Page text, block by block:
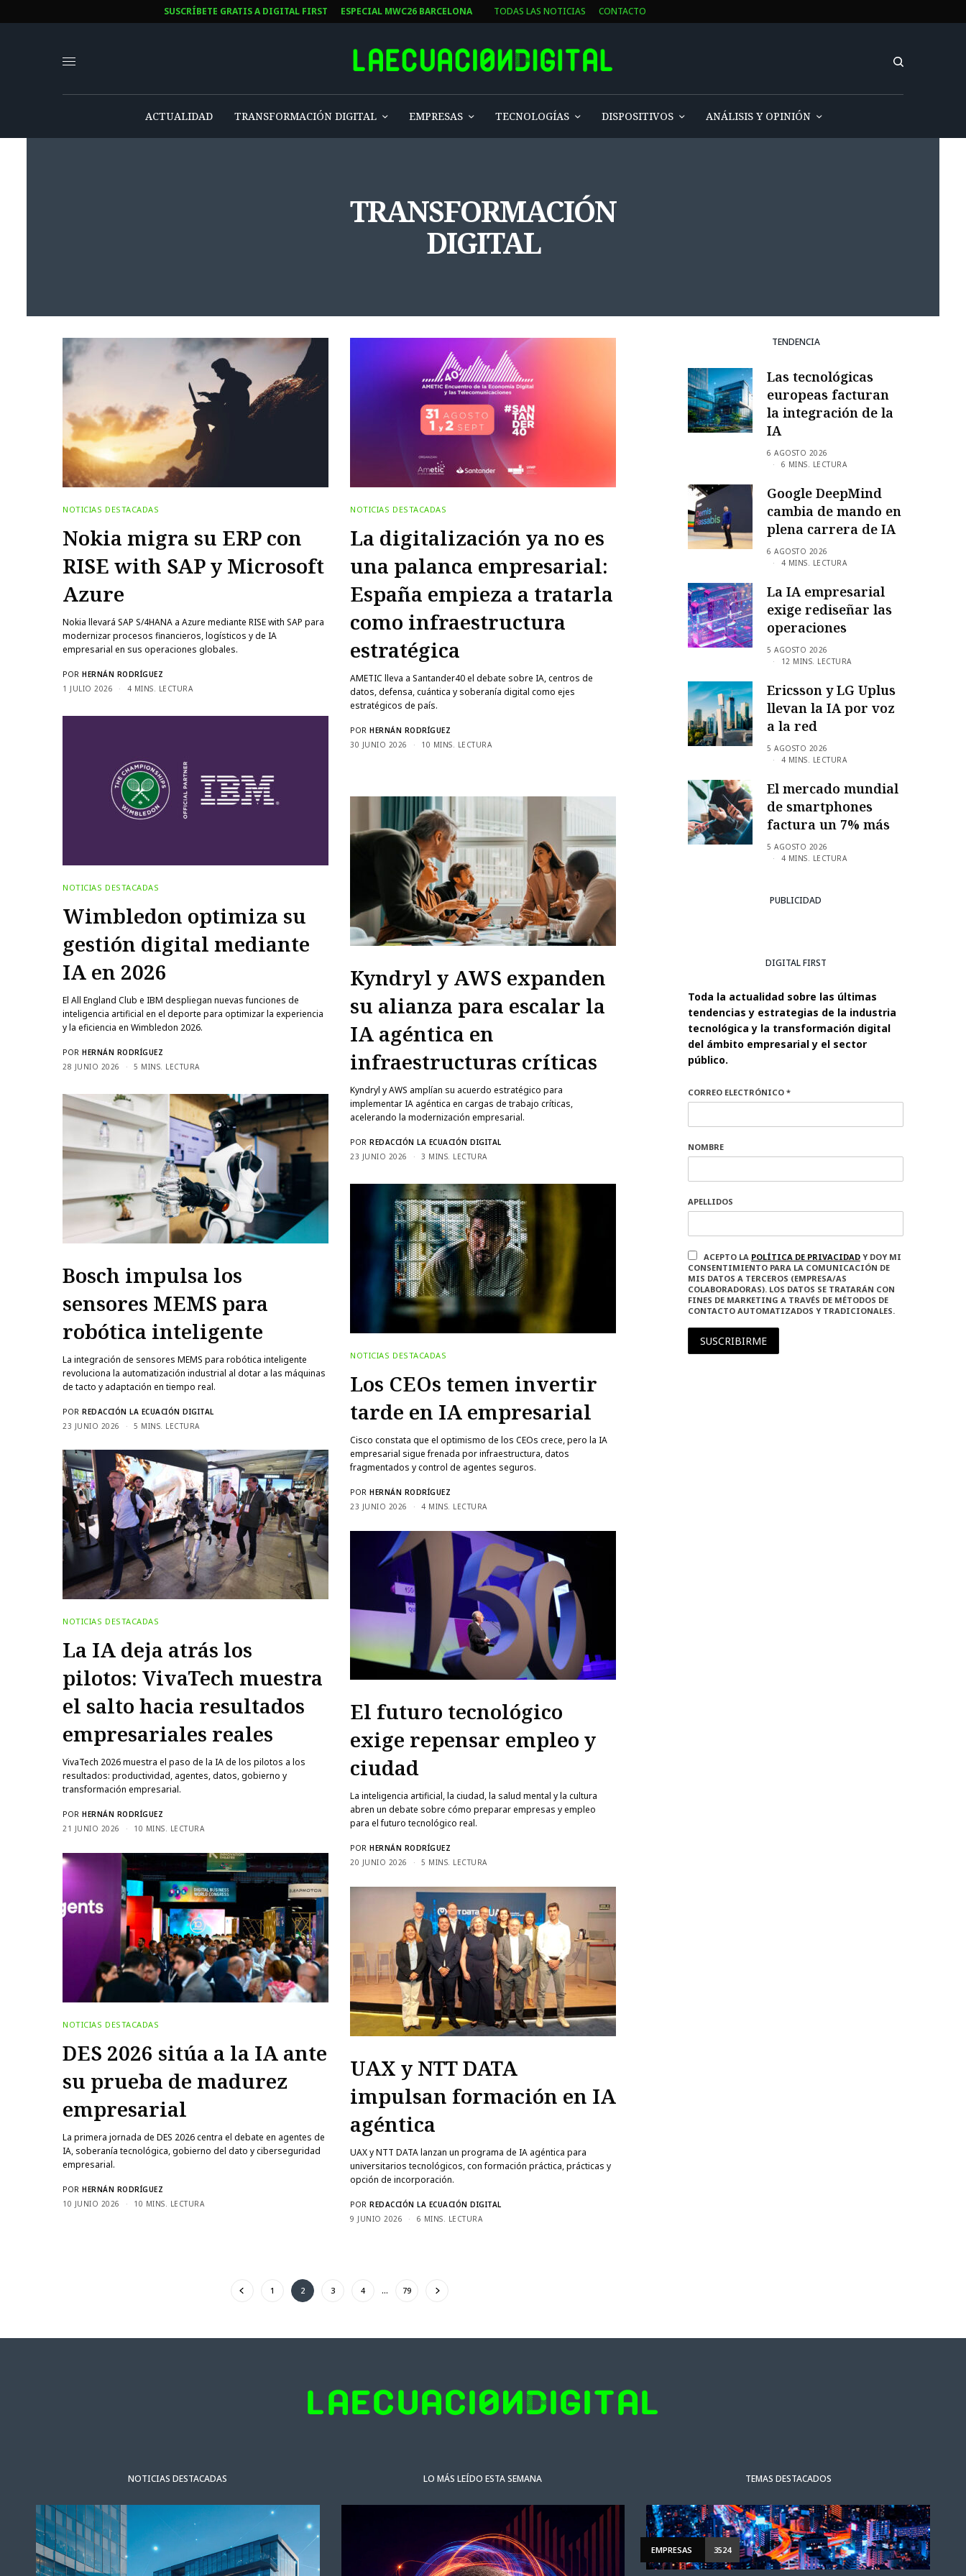
SUSCRÍBETE GRATIS A DIGITAL FIRST ESPECIAL MWC26 BARCELONA TODAS LAS NOTICIAS CONTACTO
ACTUALIDAD TRANSFORMACIÓN DIGITAL EMPRESAS TECNOLOGÍAS DISPOSITIVOS ANÁLISIS Y OPINIÓN
TRANSFORMACIÓN
DIGITAL
NOTICIAS DESTACADAS
Nokia migra su ERP con
RISE with SAP y Microsoft
Azure
Nokia llevará SAP S/4HANA a Azure mediante RISE with SAP para
modernizar procesos financieros, logísticos y de IA
empresarial en sus operaciones globales.
POR HERNÁN RODRÍGUEZ
1 JULIO 2026
4 MINS. LECTURA
NOTICIAS DESTACADAS
La digitalización ya no es
una palanca empresarial:
España empieza a tratarla
como infraestructura
estratégica
AMETIC lleva a Santander40 el debate sobre IA, centros de
datos, defensa, cuántica y soberanía digital como ejes
estratégicos de país.
POR HERNÁN RODRÍGUEZ
30 JUNIO 2026
10 MINS. LECTURA
NOTICIAS DESTACADAS
Wimbledon optimiza su
gestión digital mediante
IA en 2026
El All England Club e IBM despliegan nuevas funciones de
inteligencia artificial en el deporte para optimizar la experiencia
y la eficiencia en Wimbledon 2026.
POR HERNÁN RODRÍGUEZ
28 JUNIO 2026
5 MINS. LECTURA
Kyndryl y AWS expanden
su alianza para escalar la
IA agéntica en
infraestructuras críticas
Kyndryl y AWS amplían su acuerdo estratégico para
implementar IA agéntica en cargas de trabajo críticas,
acelerando la modernización empresarial.
POR REDACCIÓN LA ECUACIÓN DIGITAL
23 JUNIO 2026
3 MINS. LECTURA
Bosch impulsa los
sensores MEMS para
robótica inteligente
La integración de sensores MEMS para robótica inteligente
revoluciona la automatización industrial al dotar a las máquinas
de tacto y adaptación en tiempo real.
POR REDACCIÓN LA ECUACIÓN DIGITAL
23 JUNIO 2026
5 MINS. LECTURA
NOTICIAS DESTACADAS
Los CEOs temen invertir
tarde en IA empresarial
Cisco constata que el optimismo de los CEOs crece, pero la IA
empresarial sigue frenada por infraestructura, datos
fragmentados y control de agentes seguros.
POR HERNÁN RODRÍGUEZ
23 JUNIO 2026
4 MINS. LECTURA
NOTICIAS DESTACADAS
La IA deja atrás los
pilotos: VivaTech muestra
el salto hacia resultados
empresariales reales
VivaTech 2026 muestra el paso de la IA de los pilotos a los
resultados: productividad, agentes, datos, gobierno y
transformación empresarial.
POR HERNÁN RODRÍGUEZ
21 JUNIO 2026
10 MINS. LECTURA
El futuro tecnológico
exige repensar empleo y
ciudad
La inteligencia artificial, la ciudad, la salud mental y la cultura
abren un debate sobre cómo preparar empresas y empleo
para el futuro tecnológico real.
POR HERNÁN RODRÍGUEZ
20 JUNIO 2026
5 MINS. LECTURA
NOTICIAS DESTACADAS
DES 2026 sitúa a la IA ante
su prueba de madurez
empresarial
La primera jornada de DES 2026 centra el debate en agentes de
IA, soberanía tecnológica, gobierno del dato y ciberseguridad
empresarial.
POR HERNÁN RODRÍGUEZ
10 JUNIO 2026
10 MINS. LECTURA
UAX y NTT DATA
impulsan formación en IA
agéntica
UAX y NTT DATA lanzan un programa de IA agéntica para
universitarios tecnológicos, con formación práctica, prácticas y
opción de incorporación.
POR REDACCIÓN LA ECUACIÓN DIGITAL
9 JUNIO 2026
6 MINS. LECTURA
79
TENDENCIA
Las tecnológicas
europeas facturan
la integración de la
IA
6 AGOSTO 2026
6 MINS. LECTURA
Google DeepMind
cambia de mando en
plena carrera de IA
6 AGOSTO 2026
4 MINS. LECTURA
La IA empresarial
exige rediseñar las
operaciones
5 AGOSTO 2026
12 MINS. LECTURA
Ericsson y LG Uplus
llevan la IA por voz
a la red
5 AGOSTO 2026
4 MINS. LECTURA
El mercado mundial
de smartphones
factura un 7% más
5 AGOSTO 2026
4 MINS. LECTURA
PUBLICIDAD
DIGITAL FIRST
Toda la actualidad sobre las últimas
tendencias y estrategias de la industria
tecnológica y la transformación digital
del ámbito empresarial y el sector
público.
CORREO ELECTRÓNICO *
NOMBRE
APELLIDOS
ACEPTO LAPOLÍTICA DE PRIVACIDADY DOY MI
CONSENTIMIENTO PARA LA COMUNICACIÓN DE
MIS DATOS A TERCEROS (EMPRESA/AS
COLABORADORAS). LOS DATOS SE TRATARÁN CON
FINES DE MARKETING A TRAVÉS DE MÉTODOS DE
CONTACTO AUTOMATIZADOS Y TRADICIONALES.
SUSCRIBIRME
NOTICIAS DESTACADAS LO MÁS LEÍDO ESTA SEMANA TEMAS DESTACADOS
EMPRESAS 3524
Toda la actualidad sobre las últimas tendencias y
estrategias de la industria tecnológica y la
transformación digital del ámbito empresarial y el
sector público.
CORREO ELECTRÓNICO *
APELLIDOS
ACEPTO LA POLÍTICA DE PRIVACIDAD
Y DOY MI CONSENTIMIENTO
PARA LA COMUNICACIÓN DE MIS DATOS A TERCEROS (EMPRESA/AS
COLABORADORAS). LOS DATOS SE TRATARÁN CON FINES DE MARKETING A
TRAVÉS DE MÉTODOS DE CONTACTO AUTOMATIZADOS Y TRADICIONALES.
SUSCRIBIRME